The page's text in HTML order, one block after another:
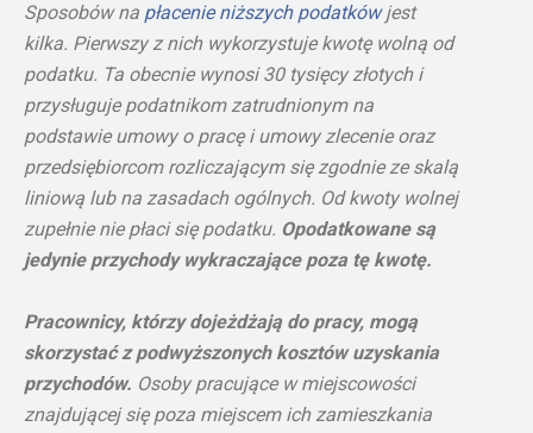
Sposobów na płacenie niższych podatkówjest
kilka. Pierwszy z nich wykorzystuje kwotę wolną od
podatku. Ta obecnie wynosi 30 tysięcy złotych i
przysługuje podatnikom zatrudnionym na
podstawie umowy o pracę i umowy zlecenie oraz
przedsiębiorcom rozliczającym się zgodnie ze skalą
liniową lub na zasadach ogólnych. Od kwoty wolnej
zupełnie nie płaci się podatku. Opodatkowane są
jedynie przychody wykraczające poza tę kwotę.
Pracownicy, którzy dojeżdżają do pracy, mogą
skorzystać z podwyższonych kosztów uzyskania
przychodów. Osoby pracujące w miejscowości
znajdującej się poza miejscem ich zamieszkania